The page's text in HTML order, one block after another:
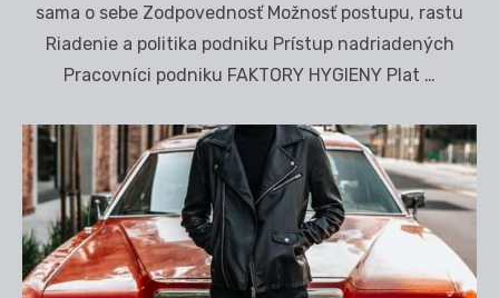
sama o sebe Zodpovednosť Možnosť postupu, rastu
Riadenie a politika podniku Prístup nadriadených
Pracovníci podniku FAKTORY HYGIENY Plat …